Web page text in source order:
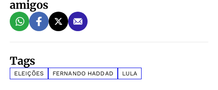
amigos
Tags
ELEIÇÕES FERNANDO HADDAD LULA